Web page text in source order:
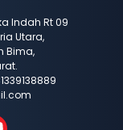
Indah Rt 09
Utara,
Bima,